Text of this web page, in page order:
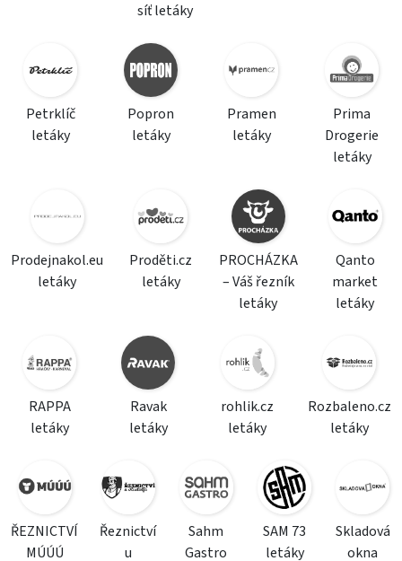
síť letáky
Petrklíč
letáky
Popron
letáky
Pramen
letáky
Prima
Drogerie
letáky
Prodejnakol.eu
letáky
Proděti.cz
letáky
PROCHÁZKA
– Váš řezník
letáky
Qanto
market
letáky
RAPPA
letáky
Ravak
letáky
rohlik.cz
letáky
Rozbaleno.cz
letáky
ŘEZNICTVÍ
MÚÚÚ
Řeznictví
u
Sahm
Gastro
SAM 73
letáky
Skladová
okna